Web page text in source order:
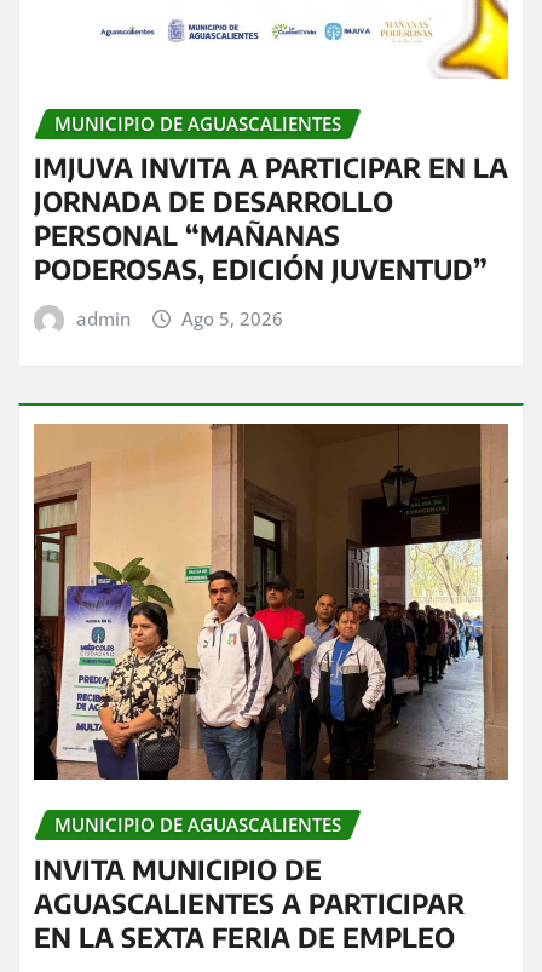
MUNICIPIO DE AGUASCALIENTES
IMJUVA INVITA A PARTICIPAR EN LA
JORNADA DE DESARROLLO
PERSONAL “MAÑANAS
PODEROSAS, EDICIÓN JUVENTUD”
admin Ago 5, 2026
MUNICIPIO DE AGUASCALIENTES
INVITA MUNICIPIO DE
AGUASCALIENTES A PARTICIPAR
EN LA SEXTA FERIA DE EMPLEO